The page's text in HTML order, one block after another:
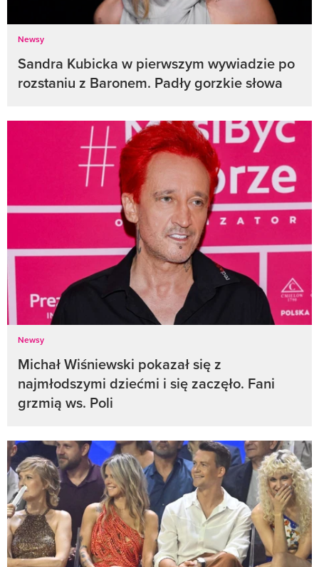
Newsy
Sandra Kubicka w pierwszym wywiadzie po
rozstaniu z Baronem. Padły gorzkie słowa
Newsy
Michał Wiśniewski pokazał się z
najmłodszymi dziećmi i się zaczęło. Fani
grzmią ws. Poli